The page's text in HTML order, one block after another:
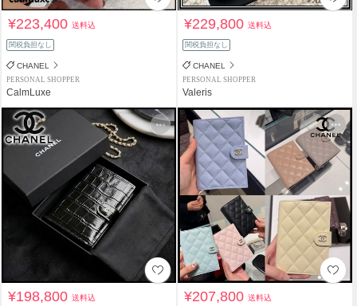
¥223,400送料込
関税負担なし
CHANEL
PERSONAL SHOPPER
CalmLuxe
¥229,800送料込
関税負担なし
CHANEL
PERSONAL SHOPPER
Valeris
¥198,800送料込 ¥207,800送料込